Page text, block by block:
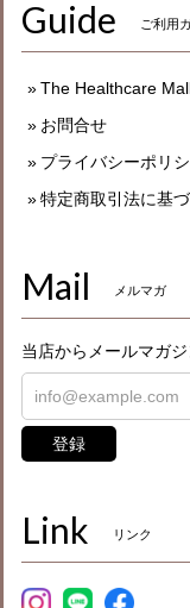
Guide ご利用
The Healthcare
お問合せ
プライバシーポリ
特定商取引法に基
Mail メルマガ
当店からメールマガ
登録
Link リンク